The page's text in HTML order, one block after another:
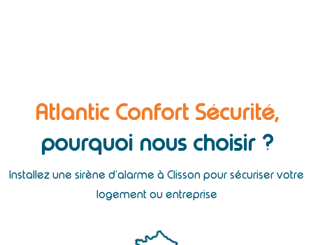
Atlantic Confort Sécurité,
pourquoi nous choisir ?
Installez une sirène d’alarme à Clisson pour sécuriser votre
logement ou entreprise